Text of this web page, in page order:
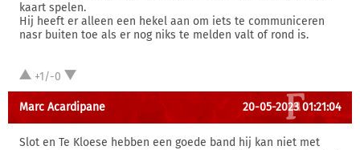
kaart spelen.
Hij heeft er alleen een hekel aan om iets te communiceren
nasr buiten toe als er nog niks te melden valt of rond is.
+1/-0
Marc Acardipane 20-05-2023 01:21:04
Slot en Te Kloese hebben een goede band hij kan niet met